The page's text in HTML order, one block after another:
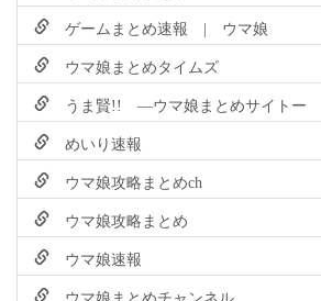
ゲームまとめ速報 | ウマ娘
ウマ娘まとめタイムズ
うま賢!! ―ウマ娘まとめサイトー
めいり速報
ウマ娘攻略まとめch
ウマ娘攻略まとめ
ウマ娘速報
ウマ娘まとめチャンネル